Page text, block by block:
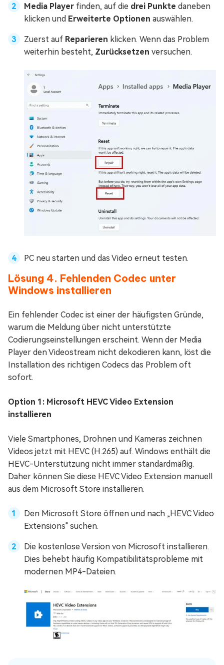
Media Player finden, auf die drei Punkte daneben
klicken und Erweiterte Optionen auswählen.
Zuerst auf Reparieren klicken. Wenn das Problem
weiterhin besteht, Zurücksetzen versuchen.
PC neu starten und das Video erneut testen.
Lösung 4. Fehlenden Codec unter
Windows installieren
Ein fehlender Codec ist einer der häufigsten Gründe,
warum die Meldung über nicht unterstützte
Codierungseinstellungen erscheint. Wenn der Media
Player den Videostream nicht dekodieren kann, löst die
Installation des richtigen Codecs das Problem oft
sofort.
Option 1: Microsoft HEVC Video Extension
installieren
Viele Smartphones, Drohnen und Kameras zeichnen
Videos jetzt mit HEVC (H.265) auf. Windows enthält die
HEVC-Unterstützung nicht immer standardmäßig.
Daher können Sie diese HEVC Video Extension manuell
aus dem Microsoft Store installieren.
Den Microsoft Store öffnen und nach „HEVC Video
Extensions" suchen.
Die kostenlose Version von Microsoft installieren.
Dies behebt häufig Kompatibilitätsprobleme mit
modernen MP4-Dateien.